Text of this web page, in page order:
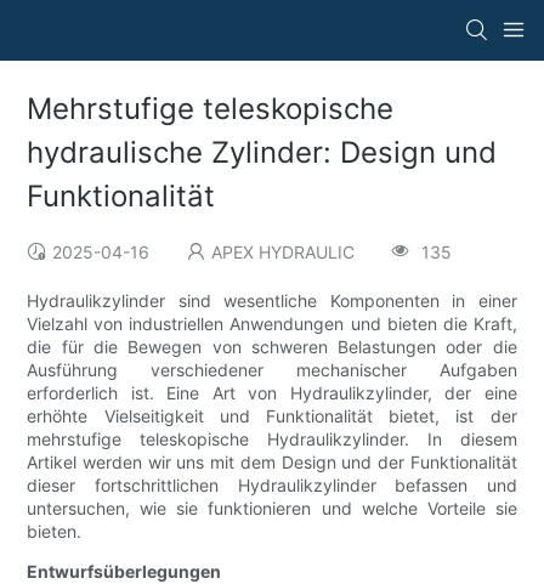
Mehrstufige teleskopische
hydraulische Zylinder: Design und
Funktionalität
2025-04-16 APEX HYDRAULIC 135
Hydraulikzylinder sind wesentliche Komponenten in einer
Vielzahl von industriellen Anwendungen und bieten die Kraft,
die für die Bewegen von schweren Belastungen oder die
Ausführung verschiedener mechanischer Aufgaben
erforderlich ist. Eine Art von Hydraulikzylinder, der eine
erhöhte Vielseitigkeit und Funktionalität bietet, ist der
mehrstufige teleskopische Hydraulikzylinder. In diesem
Artikel werden wir uns mit dem Design und der Funktionalität
dieser fortschrittlichen Hydraulikzylinder befassen und
untersuchen, wie sie funktionieren und welche Vorteile sie
bieten.
Entwurfsüberlegungen